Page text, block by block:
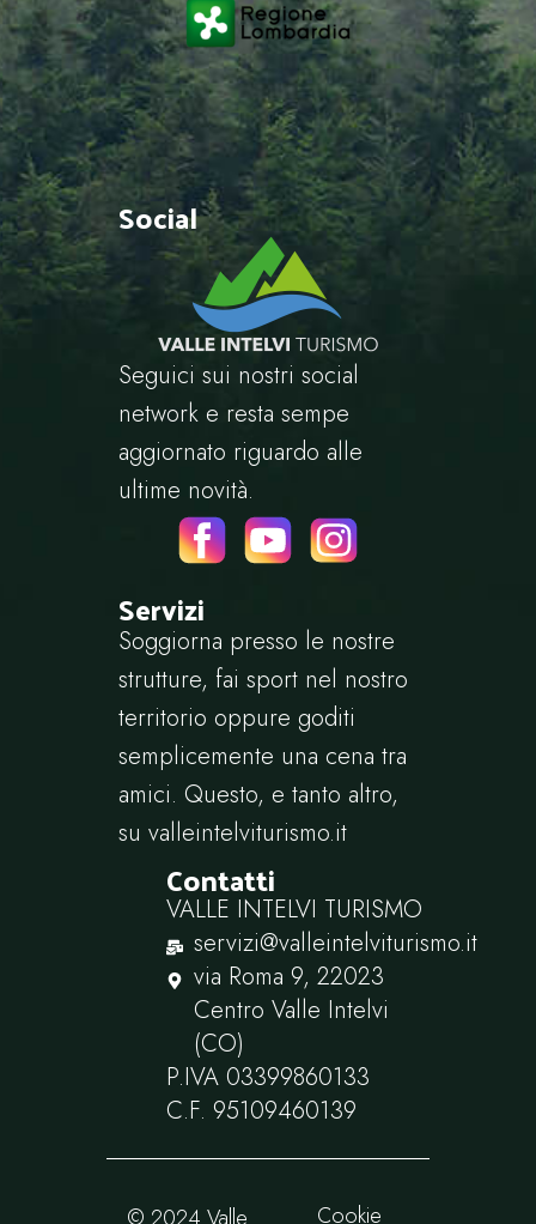
Social
Seguici sui nostri social
network e resta sempe
aggiornato riguardo alle
ultime novità.
Servizi
Soggiorna presso le nostre
strutture, fai sport nel nostro
territorio oppure goditi
semplicemente una cena tra
amici. Questo, e tanto altro,
su valleintelviturismo.it
Contatti
VALLE INTELVI TURISMO
servizi@valleintelviturismo.it
via Roma 9, 22023
Centro Valle Intelvi
(CO)
P.IVA ‭03399860133‬
C.F. ‭95109460139
Cookie